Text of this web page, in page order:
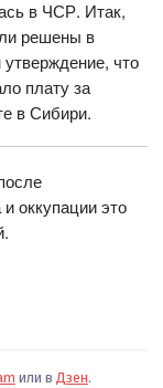
в ЧСР. Итак,
решены в
что
плату за
в Сибири.
оккупации это
или в Дзен.